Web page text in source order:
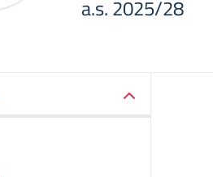
a.s. 2025/28